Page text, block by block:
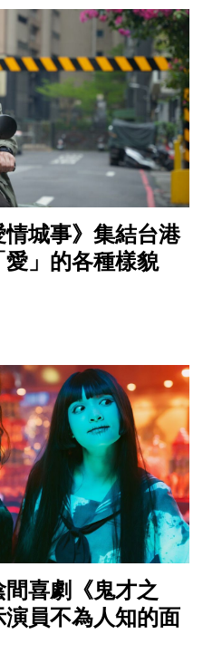
城事》集結台港
」的各種樣貌
喜劇《鬼才之
員不為人知的面